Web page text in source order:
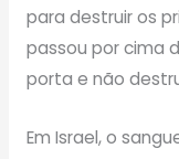
para destruir os
passou por cima
porta e não
Em Israel, o